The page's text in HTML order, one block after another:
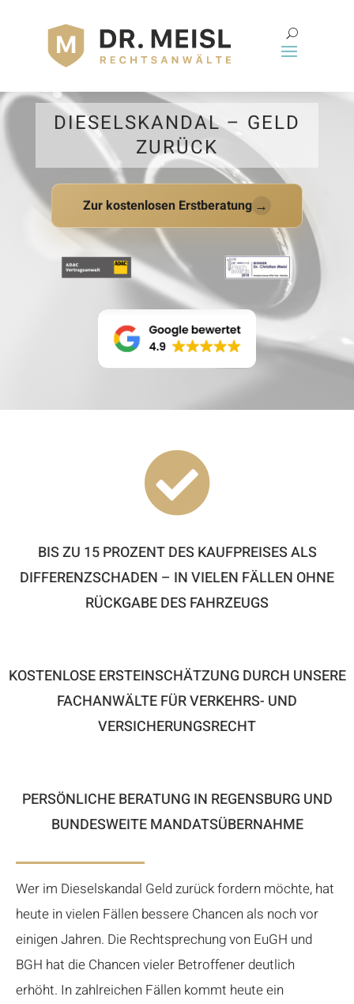
DIESELSKANDAL – GELD
ZURÜCK
Zur kostenlosen Erstberatung →

BIS ZU 15 PROZENT DES KAUFPREISES ALS
DIFFERENZSCHADEN – IN VIELEN FÄLLEN OHNE
RÜCKGABE DES FAHRZEUGS
KOSTENLOSE ERSTEINSCHÄTZUNG DURCH UNSERE
FACHANWÄLTE FÜR VERKEHRS- UND
VERSICHERUNGSRECHT
PERSÖNLICHE BERATUNG IN REGENSBURG UND
BUNDESWEITE MANDATSÜBERNAHME
Wer im Dieselskandal Geld zurück fordern möchte, hat
heute in vielen Fällen bessere Chancen als noch vor
einigen Jahren. Die Rechtsprechung von EuGH und
BGH hat die Chancen vieler Betroffener deutlich
erhöht. In zahlreichen Fällen kommt heute ein